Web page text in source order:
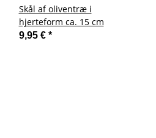
Skål af oliventræ i
hjerteform ca. 15 cm
9,95 € *